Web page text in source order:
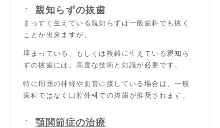
親知らずの抜歯
まっすぐ生えている親知らずは一般歯科でも抜く
ことが出来ますが、
埋まっている、もしくは複雑に生えている親知ら
ずの抜歯には、高度な技術と知識が必要です。
特に周囲の神経や血管に接している場合は、一般
歯科ではなく口腔外科での抜歯が推奨されます。
顎関節症の治療